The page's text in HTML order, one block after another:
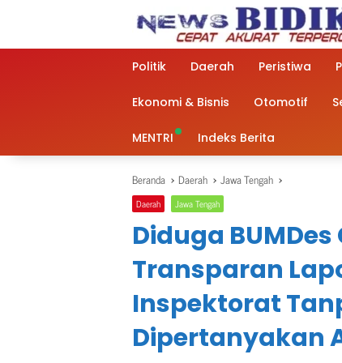
Politik Daerah Peristiwa
Ekonomi & Bisnis Otomotif
MENTRI Indeks Berita
Beranda Daerah Jawa Tengah
Daerah Jawa Tengah
Diduga
Transparan
Inspektorat
Dipertanyakan